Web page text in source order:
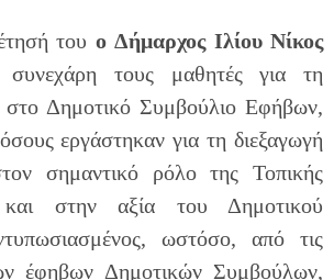
του ο Δήμαρχος Ιλίου Νίκος
τους μαθητές για τη
στο Δημοτικό Συμβούλιο Εφήβων,
εργάστηκαν για τη διεξαγωγή
σημαντικό ρόλο της Τοπικής
και στην αξία του Δημοτικού
ωστόσο, από τις
έφηβων Δημοτικών Συμβούλων,